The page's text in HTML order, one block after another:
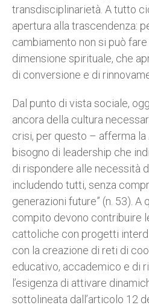
transdisciplinarietà. A tutto
apertura alla trascendenza:
cambiamento non si può
dimensione spirituale, che
di conversione e di
Dal punto di vista sociale,
ancora della cultura
crisi, per questo – afferma la
bisogno di leadership che
di rispondere alle necessità
includendo tutti, senza
generazioni future” (n. 53).
compito devono contribuire
cattoliche con progetti
con la creazione di reti di
educativo, accademico e di
l’esigenza di attivare
sottolineata dall’articolo 12